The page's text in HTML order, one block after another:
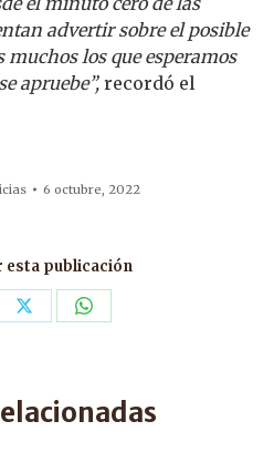
advertir sobre el posible
los que esperamos
apruebe”, recordó el
6 octubre, 2022
esta publicación
Share Share